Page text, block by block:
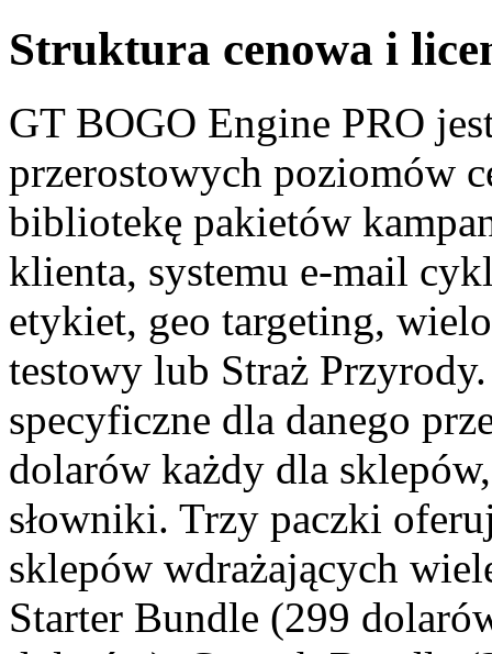
Struktura cenowa i
GT BOGO Engine PRO
przerostowych poziomów
bibliotekę pakietów
klienta, systemu e-mail
etykiet, geo targeting,
testowy lub Straż
specyficzne dla danego
dolarów każdy dla
słowniki. Trzy paczki
sklepów wdrażających
Starter Bundle (299